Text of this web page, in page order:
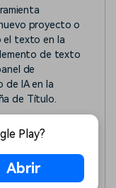
proyecto o
el texto en la
de texto
de
de IA en la
de Título.
Play?
Abrir